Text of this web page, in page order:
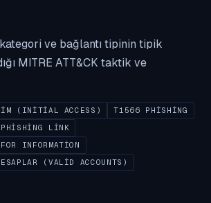
ve bağlantı tipinin tipik
MITRE ATT&CK taktik ve
(INITIAL ACCESS)
T1566 PHISHING
LINK
INFORMATION
(VALID ACCOUNTS)